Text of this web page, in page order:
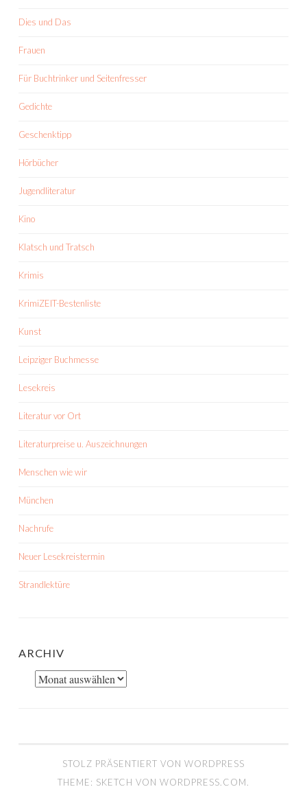
Dies und Das
Frauen
Für Buchtrinker und Seitenfresser
Gedichte
Geschenktipp
Hörbücher
Jugendliteratur
Kino
Klatsch und Tratsch
Krimis
KrimiZEIT-Bestenliste
Kunst
Leipziger Buchmesse
Lesekreis
Literatur vor Ort
Literaturpreise u. Auszeichnungen
Menschen wie wir
München
Nachrufe
Neuer Lesekreistermin
Strandlektüre
ARCHIV
Archiv
STOLZ PRÄSENTIERT VON WORDPRESS
THEME: SKETCH VON WORDPRESS.COM